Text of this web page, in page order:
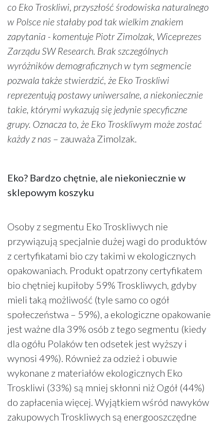
co Eko Troskliwi, przyszłość środowiska naturalnego
w Polsce nie stałaby pod tak wielkim znakiem
zapytania - komentuje Piotr Zimolzak, Wiceprezes
Zarządu SW Research. Brak szczególnych
wyróżników demograficznych w tym segmencie
pozwala także stwierdzić, że Eko Troskliwi
reprezentują postawy uniwersalne, a niekoniecznie
takie, którymi wykazują się jedynie specyficzne
grupy. Oznacza to, że Eko Troskliwym może zostać
każdy z nas – zauważa Zimolzak.
Eko? Bardzo chętnie, ale niekoniecznie w
sklepowym koszyku
Osoby z segmentu Eko Troskliwych nie
przywiązują specjalnie dużej wagi do produktów
z certyfikatami bio czy takimi w ekologicznych
opakowaniach. Produkt opatrzony certyfikatem
bio chętniej kupiłoby 59% Troskliwych, gdyby
mieli taką możliwość (tyle samo co ogół
społeczeństwa – 59%), a ekologiczne opakowanie
jest ważne dla 39% osób z tego segmentu (kiedy
dla ogółu Polaków ten odsetek jest wyższy i
wynosi 49%). Również za odzież i obuwie
wykonane z materiałów ekologicznych Eko
Troskliwi (33%) są mniej skłonni niż Ogół (44%)
do zapłacenia więcej. Wyjątkiem wśród nawyków
zakupowych Troskliwych są energooszczędne